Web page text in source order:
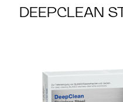
DEEPCLEAN